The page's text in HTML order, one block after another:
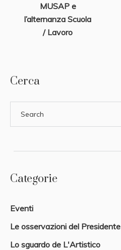
MUSAP e
l’alternanza Scuola
/ Lavoro
Cerca
Categorie
Eventi
Le osservazioni del Presidente
Lo sguardo de L'Artistico